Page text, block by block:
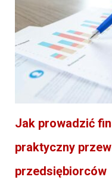
Jak prowadzić
praktyczny
przedsiębiorców